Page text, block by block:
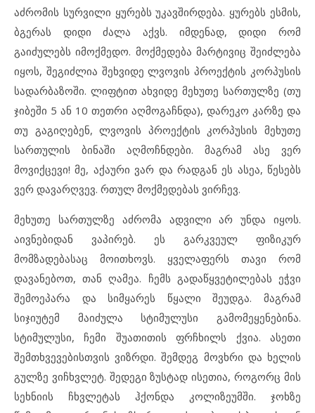
აძრომის სურვილი ყურებს უკავშირდება. ყურებს ესმის,
ბგერას დიდი ძალა აქვს. იმდენად, დიდი რომ
გაიძულებს იმოქმედო. მოქმედება მარტივიც შეიძლება
იყოს, შეგიძლია შეხვიდე ლვოვის პროექტის კორპუსის
სადარბაზოში. ლიფტით ახვიდე მეხუთე სართულზე (თუ
ჯიბეში 5 ან 10 თეთრი აღმოგაჩნდა), დარეკო კარზე და
თუ გაგიღებენ, ლვოვის პროექტის კორპუსის მეხუთე
სართულის ბინაში აღმოჩნდები. მაგრამ ასე ვერ
მოვიქცევი! მე, აქაური ვარ და რადგან ეს ასეა, წესებს
ვერ დავარღვევ. რთულ მოქმედებას ვირჩევ.
მეხუთე სართულზე აძრომა ადვილი არ უნდა იყოს.
აივნებიდან ვაპირებ. ეს გარკვეულ ფიზიკურ
მომზადებასაც მოითხოვს. ყველაფერს თავი რომ
დავანებოთ, თან ღამეა. ჩემს გადაწყვეტილებას ეჭვი
შემოეპარა და სიმყარეს წყალი შეუდგა. მაგრამ
სიჯიუტემ მაიძულა სტიმულუსი გამომეყენებინა.
სტიმულუსი, ჩემი შუათითის ფრჩხილს ქვია. ასეთი
შემთხვევებისთვის ვიზრდი. შემდეგ მოვხრი და ხელის
გულზე ვიჩხვლეტ. შედეგი ზუსტად ისეთია, როგორც მის
სეხნიის ჩხვლეტას ჰქონდა კოლიზეუმში. ჯოხზე